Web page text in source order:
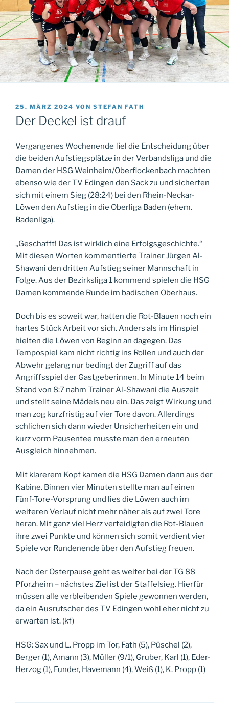
VERÖFFENTLICHT
AM
25. MÄRZ 2024 VON STEFAN FATH
Der Deckel ist drauf
Vergangenes Wochenende fiel die Entscheidung über
die beiden Aufstiegsplätze in der Verbandsliga und die
Damen der HSG Weinheim/Oberflockenbach machten
ebenso wie der TV Edingen den Sack zu und sicherten
sich mit einem Sieg (28:24) bei den Rhein-Neckar-
Löwen den Aufstieg in die Oberliga Baden (ehem.
Badenliga).
„Geschafft! Das ist wirklich eine Erfolgsgeschichte.“
Mit diesen Worten kommentierte Trainer Jürgen Al-
Shawani den dritten Aufstieg seiner Mannschaft in
Folge. Aus der Bezirksliga 1 kommend spielen die HSG
Damen kommende Runde im badischen Oberhaus.
Doch bis es soweit war, hatten die Rot-Blauen noch ein
hartes Stück Arbeit vor sich. Anders als im Hinspiel
hielten die Löwen von Beginn an dagegen. Das
Tempospiel kam nicht richtig ins Rollen und auch der
Abwehr gelang nur bedingt der Zugriff auf das
Angriffsspiel der Gastgeberinnen. In Minute 14 beim
Stand von 8:7 nahm Trainer Al-Shawani die Auszeit
und stellt seine Mädels neu ein. Das zeigt Wirkung und
man zog kurzfristig auf vier Tore davon. Allerdings
schlichen sich dann wieder Unsicherheiten ein und
kurz vorm Pausentee musste man den erneuten
Ausgleich hinnehmen.
Mit klarerem Kopf kamen die HSG Damen dann aus der
Kabine. Binnen vier Minuten stellte man auf einen
Fünf-Tore-Vorsprung und lies die Löwen auch im
weiteren Verlauf nicht mehr näher als auf zwei Tore
heran. Mit ganz viel Herz verteidigten die Rot-Blauen
ihre zwei Punkte und können sich somit verdient vier
Spiele vor Rundenende über den Aufstieg freuen.
Nach der Osterpause geht es weiter bei der TG 88
Pforzheim – nächstes Ziel ist der Staffelsieg. Hierfür
müssen alle verbleibenden Spiele gewonnen werden,
da ein Ausrutscher des TV Edingen wohl eher nicht zu
erwarten ist. (kf)
HSG: Sax und L. Propp im Tor, Fath (5), Püschel (2),
Berger (1), Amann (3), Müller (9/1), Gruber, Karl (1), Eder-
Herzog (1), Funder, Havemann (4), Weiß (1), K. Propp (1)